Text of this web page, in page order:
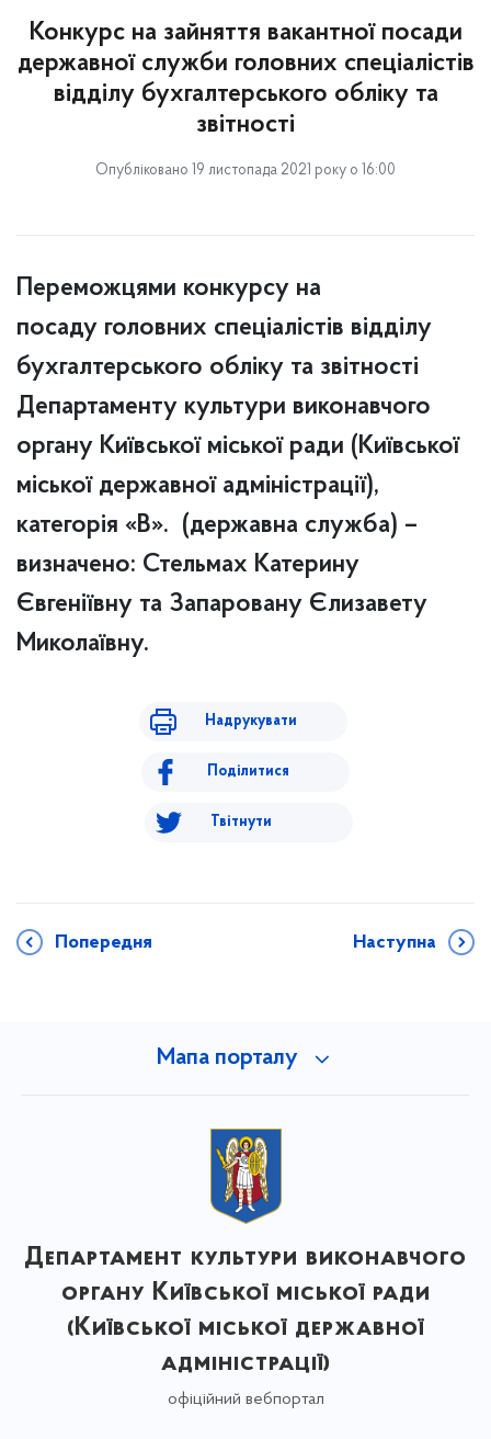
Конкурс на зайняття вакантної посади
державної служби головних спеціалістів
відділу бухгалтерського обліку та
звітності
Опубліковано 19 листопада 2021 року о 16:00
Переможцями конкурсу на
посаду головних спеціалістів відділу
бухгалтерського обліку та звітності
Департаменту культури виконавчого
органу Київської міської ради (Київської
міської державної адміністрації),
категорія «В». (державна служба) –
визначено: Стельмах Катерину
Євгеніївну та Запаровану Єлизавету
Миколаївну.
Надрукувати
Поділитися
Твітнути
Попередня Наступна
Мапа порталу
Департамент культури виконавчого
органу Київської міської ради
(Київської міської державної
адміністрації)
офіційний вебпортал